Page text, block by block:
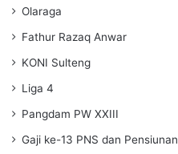
Olaraga
Fathur Razaq Anwar
KONI Sulteng
Liga 4
Pangdam PW XXIII
Gaji ke-13 PNS dan Pensiunan